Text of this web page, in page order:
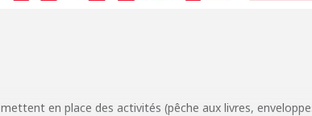
en place des activités (pêche aux livres,